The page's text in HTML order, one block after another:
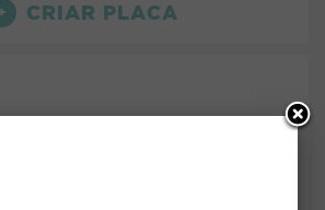
CRIAR PLACA